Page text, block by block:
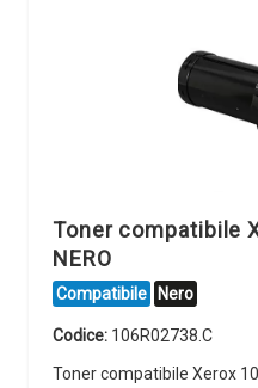
Toner compatibile
NERO
Compatibile Nero
Codice: 106R02738.C
Toner compatibile Xerox